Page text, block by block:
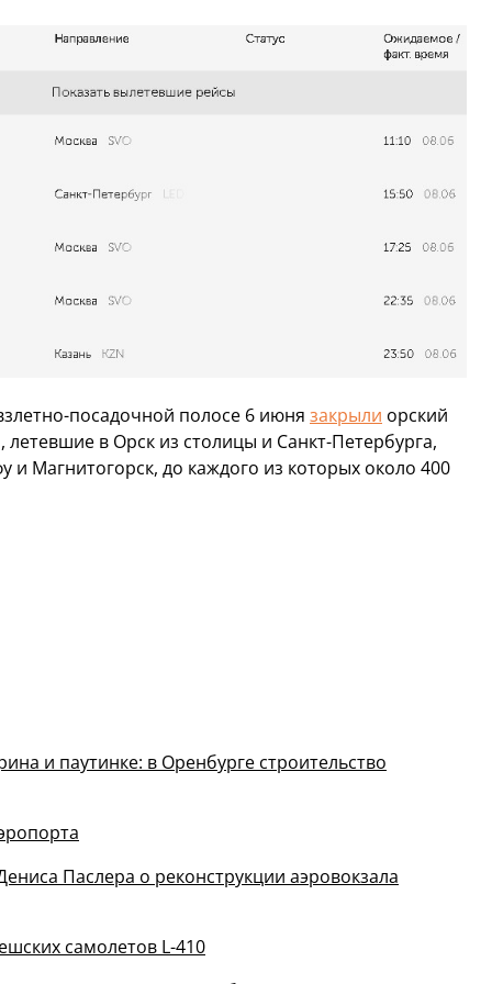
посадочной полосе 6 июня закрыли орский
в Орск из столицы и Санкт-Петербурга,
Магнитогорск, до каждого из которых около 400
и паутинке: в Оренбурге строительство
Паслера о реконструкции аэровокзала
самолетов L-410